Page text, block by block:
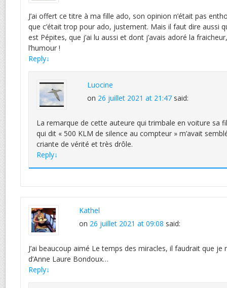
J’ai offert ce titre à ma fille ado, son opinion n’était pas
que c’était trop pour ado, justement. Mais il faut dire aussi
est Pépites, que j’ai lu aussi et dont j’avais adoré la
l’humour !
Reply↓
Luocine
on 26 juillet 2021 at 21:47 said:
La remarque de cette auteure qui trimbale en voiture sa
qui dit « 500 KLM de silence au compteur » m’avait
criante de vérité et très drôle.
Reply↓
Kathel
on 26 juillet 2021 at 09:08 said:
J’ai beaucoup aimé Le temps des miracles, il faudrait que je
d’Anne Laure Bondoux…
Reply↓